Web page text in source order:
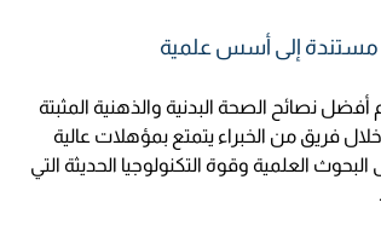
إلى أسس علمية
أفضل نصائح الصحة البدنية والذهنية المثبتة
فريق من الخبراء يتمتع بمؤهلات عالية
البحوث العلمية وقوة التكنولوجيا الحديثة التي